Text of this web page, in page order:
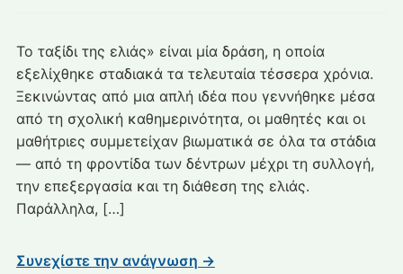
Το ταξίδι της ελιάς» είναι μία δράση, η οποία
εξελίχθηκε σταδιακά τα τελευταία τέσσερα χρόνια.
Ξεκινώντας από μια απλή ιδέα που γεννήθηκε μέσα
από τη σχολική καθημερινότητα, οι μαθητές και οι
μαθήτριες συμμετείχαν βιωματικά σε όλα τα στάδια
— από τη φροντίδα των δέντρων μέχρι τη συλλογή,
την επεξεργασία και τη διάθεση της ελιάς.
Παράλληλα, […]
Συνεχίστε την ανάγνωση →